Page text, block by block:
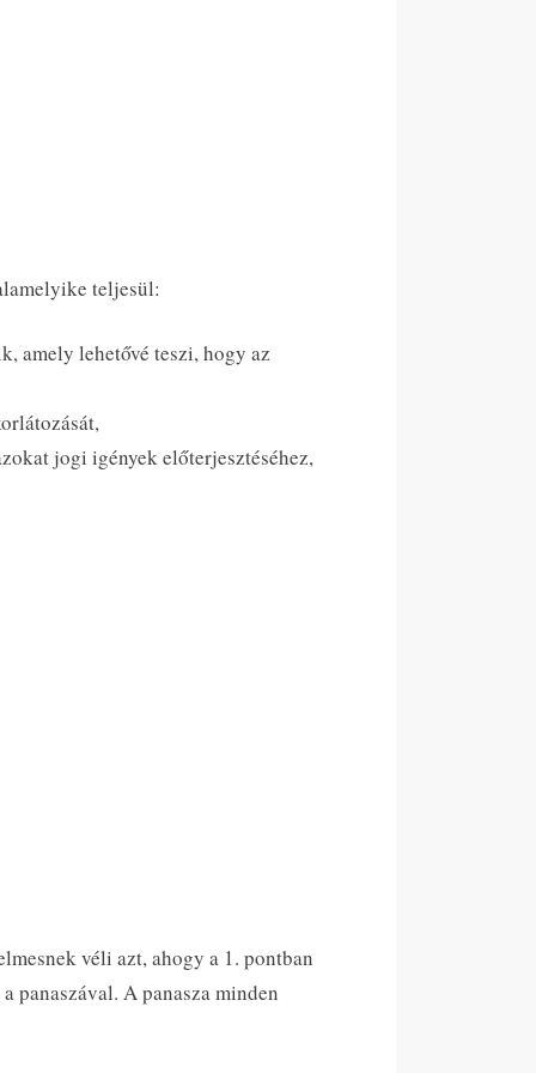
teljesül:
amely lehetővé teszi, hogy az
jogi igények előterjesztéséhez,
véli azt, ahogy a 1. pontban
panaszával. A panasza minden